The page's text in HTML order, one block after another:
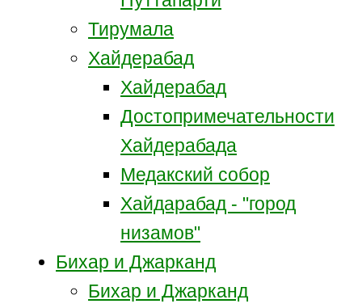
Тирумала
Хайдерабад
Хайдерабад
Достопримечательности
Хайдерабада
Медакский собор
Хайдарабад - "город
низамов"
Бихар и Джарканд
Бихар и Джарканд